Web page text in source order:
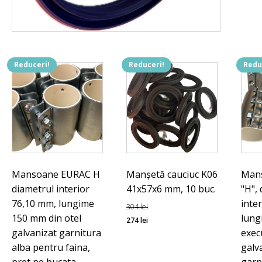
Reduceri!
Mansoane EURAC H
diametrul interior
76,10 mm, lungime
150 mm din otel
galvanizat garnitura
alba pentru faina,
Reduceri!
Manșetă cauciuc K06
41x57x6 mm, 10 buc.
304lei
Prețul
274leiPrețul
"H",